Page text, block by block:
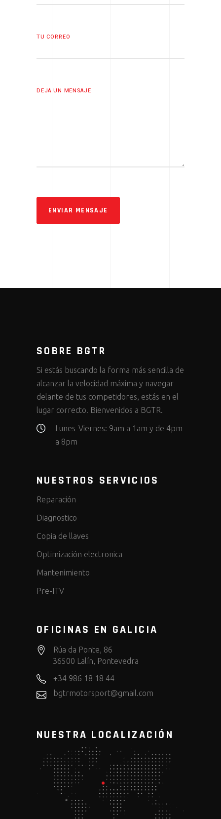
TU CORREO
DEJA UN MENSAJE
ENVIAR MENSAJE
SOBRE BGTR
Si estás buscando la forma más sencilla de
alcanzar la velocidad máxima y navegar
delante de tus competidores, estás en el
lugar correcto. Bienvenidos a BGTR.
Lunes-Viernes: 9am a 1am y de 4pm
a 8pm
NUESTROS SERVICIOS
Reparación
Diagnostico
Copia de llaves
Optimización electronica
Mantenimiento
Pre-ITV
OFICINAS EN GALICIA
Rúa da Ponte, 86
36500 Lalín, Pontevedra
+34 986 18 18 44
bgtrmotorsport@gmail.com
NUESTRA LOCALIZACIÓN